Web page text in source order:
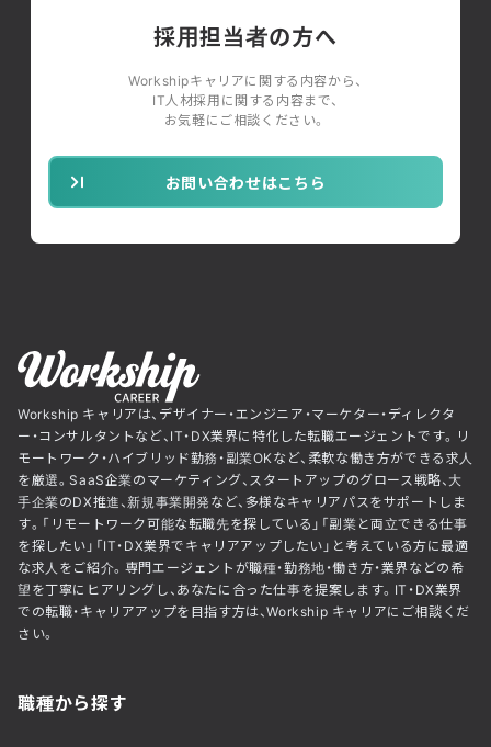
採用担当者の方へ
Workshipキャリアに関する内容から、
IT人材採用に関する内容まで、
お気軽にご相談ください。
お問い合わせはこちら
Workship キャリアは、デザイナー・エンジニア・マーケター・ディレクタ
ー・コンサルタントなど、IT・DX業界に特化した転職エージェントです。リ
モートワーク・ハイブリッド勤務・副業OKなど、柔軟な働き方ができる求人
を厳選。SaaS企業のマーケティング、スタートアップのグロース戦略、大
手企業のDX推進、新規事業開発など、多様なキャリアパスをサポートしま
す。「リモートワーク可能な転職先を探している」「副業と両立できる仕事
を探したい」「IT・DX業界でキャリアアップしたい」と考えている方に最適
な求人をご紹介。専門エージェントが職種・勤務地・働き方・業界などの希
望を丁寧にヒアリングし、あなたに合った仕事を提案します。IT・DX業界
での転職・キャリアアップを目指す方は、Workship キャリアにご相談くだ
さい。
職種から探す